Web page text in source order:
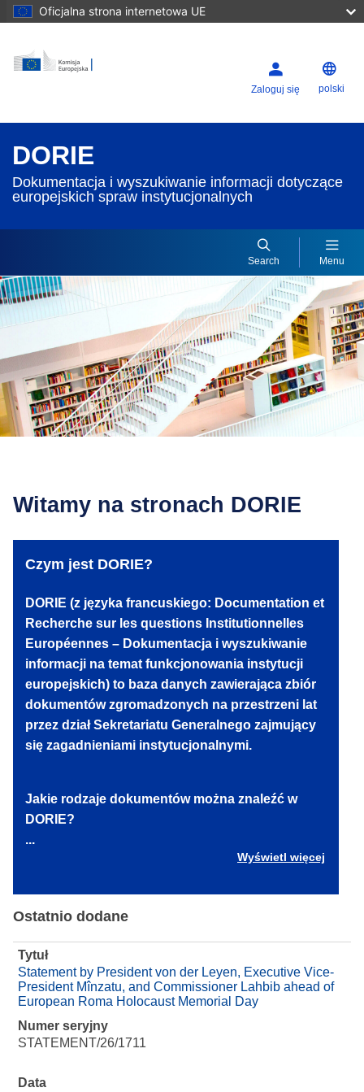
Oficjalna strona internetowa UE
Zaloguj się polski
DORIE
Dokumentacja i wyszukiwanie informacji dotyczące
europejskich spraw instytucjonalnych
Search Menu
Witamy na stronach DORIE
Czym jest DORIE?
DORIE (z języka francuskiego: Documentation et
Recherche sur les questions Institutionnelles
Européennes – Dokumentacja i wyszukiwanie
informacji na temat funkcjonowania instytucji
europejskich) to baza danych zawierająca zbiór
dokumentów zgromadzonych na przestrzeni lat
przez dział Sekretariatu Generalnego zajmujący
się zagadnieniami instytucjonalnymi.
Jakie rodzaje dokumentów można znaleźć w
DORIE?
...
Wyświetl więcej
Ostatnio dodane
Tytuł
Statement by President von der Leyen, Executive Vice-
President Mînzatu, and Commissioner Lahbib ahead of
European Roma Holocaust Memorial Day
Numer seryjny
STATEMENT/26/1711
Data